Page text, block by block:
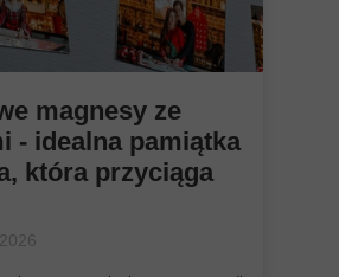
magnesy ze
- idealna pamiątka
która przyciąga